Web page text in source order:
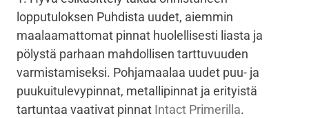
lopputuloksen Puhdista uudet, aiemmin
maalaamattomat pinnat huolellisesti liasta ja
pölystä parhaan mahdollisen tarttuvuuden
varmistamiseksi. Pohjamaalaa uudet puu- ja
puukuitulevypinnat, metallipinnat ja erityistä
tartuntaa vaativat pinnat Intact Primerilla.